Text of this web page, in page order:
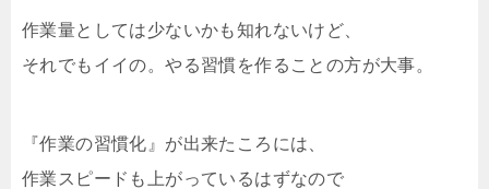
作業量としては少ないかも知れないけど、
それでもイイの。やる習慣を作ることの方が大事。
『作業の習慣化』が出来たころには、
作業スピードも上がっているはずなので